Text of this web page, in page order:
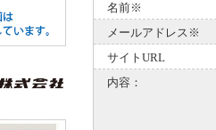
名前※
メールアドレス※
サイトURL
内容：